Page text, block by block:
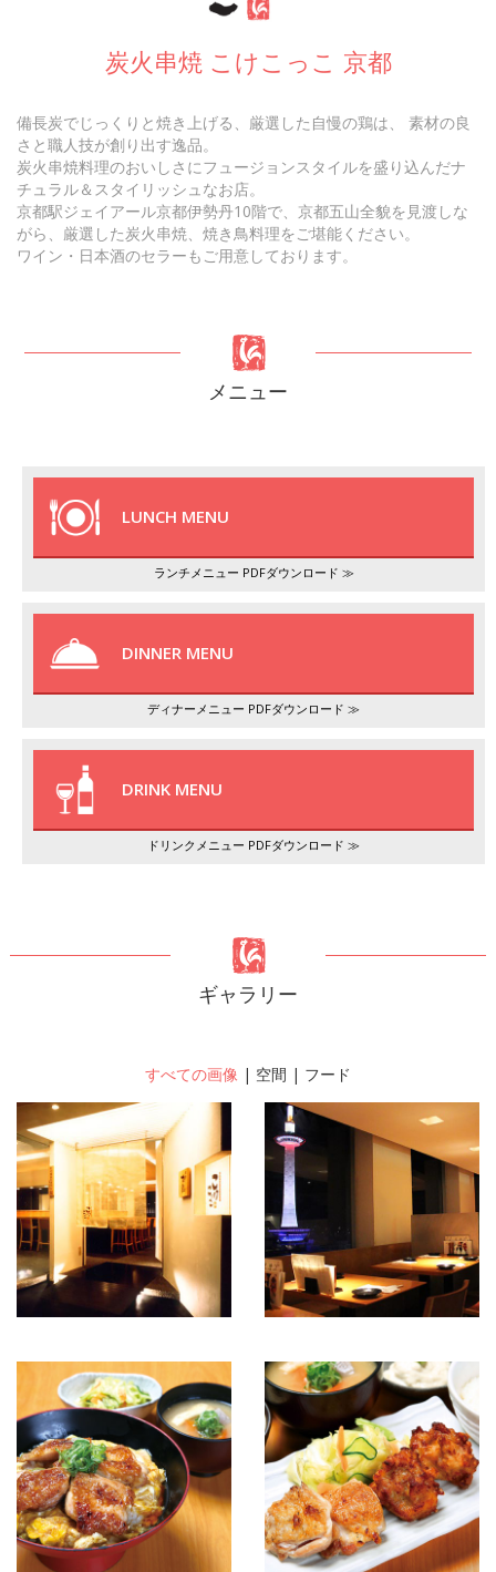
炭火串焼 こけこっこ 京都
備長炭でじっくりと焼き上げる、厳選した自慢の鶏は、 素材の良
さと職人技が創り出す逸品。
炭火串焼料理のおいしさにフュージョンスタイルを盛り込んだナ
チュラル＆スタイリッシュなお店。
京都駅ジェイアール京都伊勢丹10階で、京都五山全貌を見渡しな
がら、厳選した炭火串焼、焼き鳥料理をご堪能ください。
ワイン・日本酒のセラーもご用意しております。
メニュー
LUNCH MENU
ランチメニュー PDFダウンロード ≫
DINNER MENU
ディナーメニュー PDFダウンロード ≫
DRINK MENU
ドリンクメニュー PDFダウンロード ≫
ギャラリー
すべての画像 | 空間 | フード